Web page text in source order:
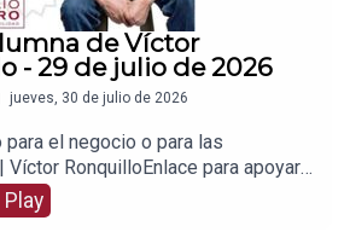
de Víctor
- 29 de julio de 2026
jueves, 30 de julio de 2026
el negocio o para las
Víctor RonquilloEnlace para apoyar
www.patreon.com/julioastilleroEnl
Play